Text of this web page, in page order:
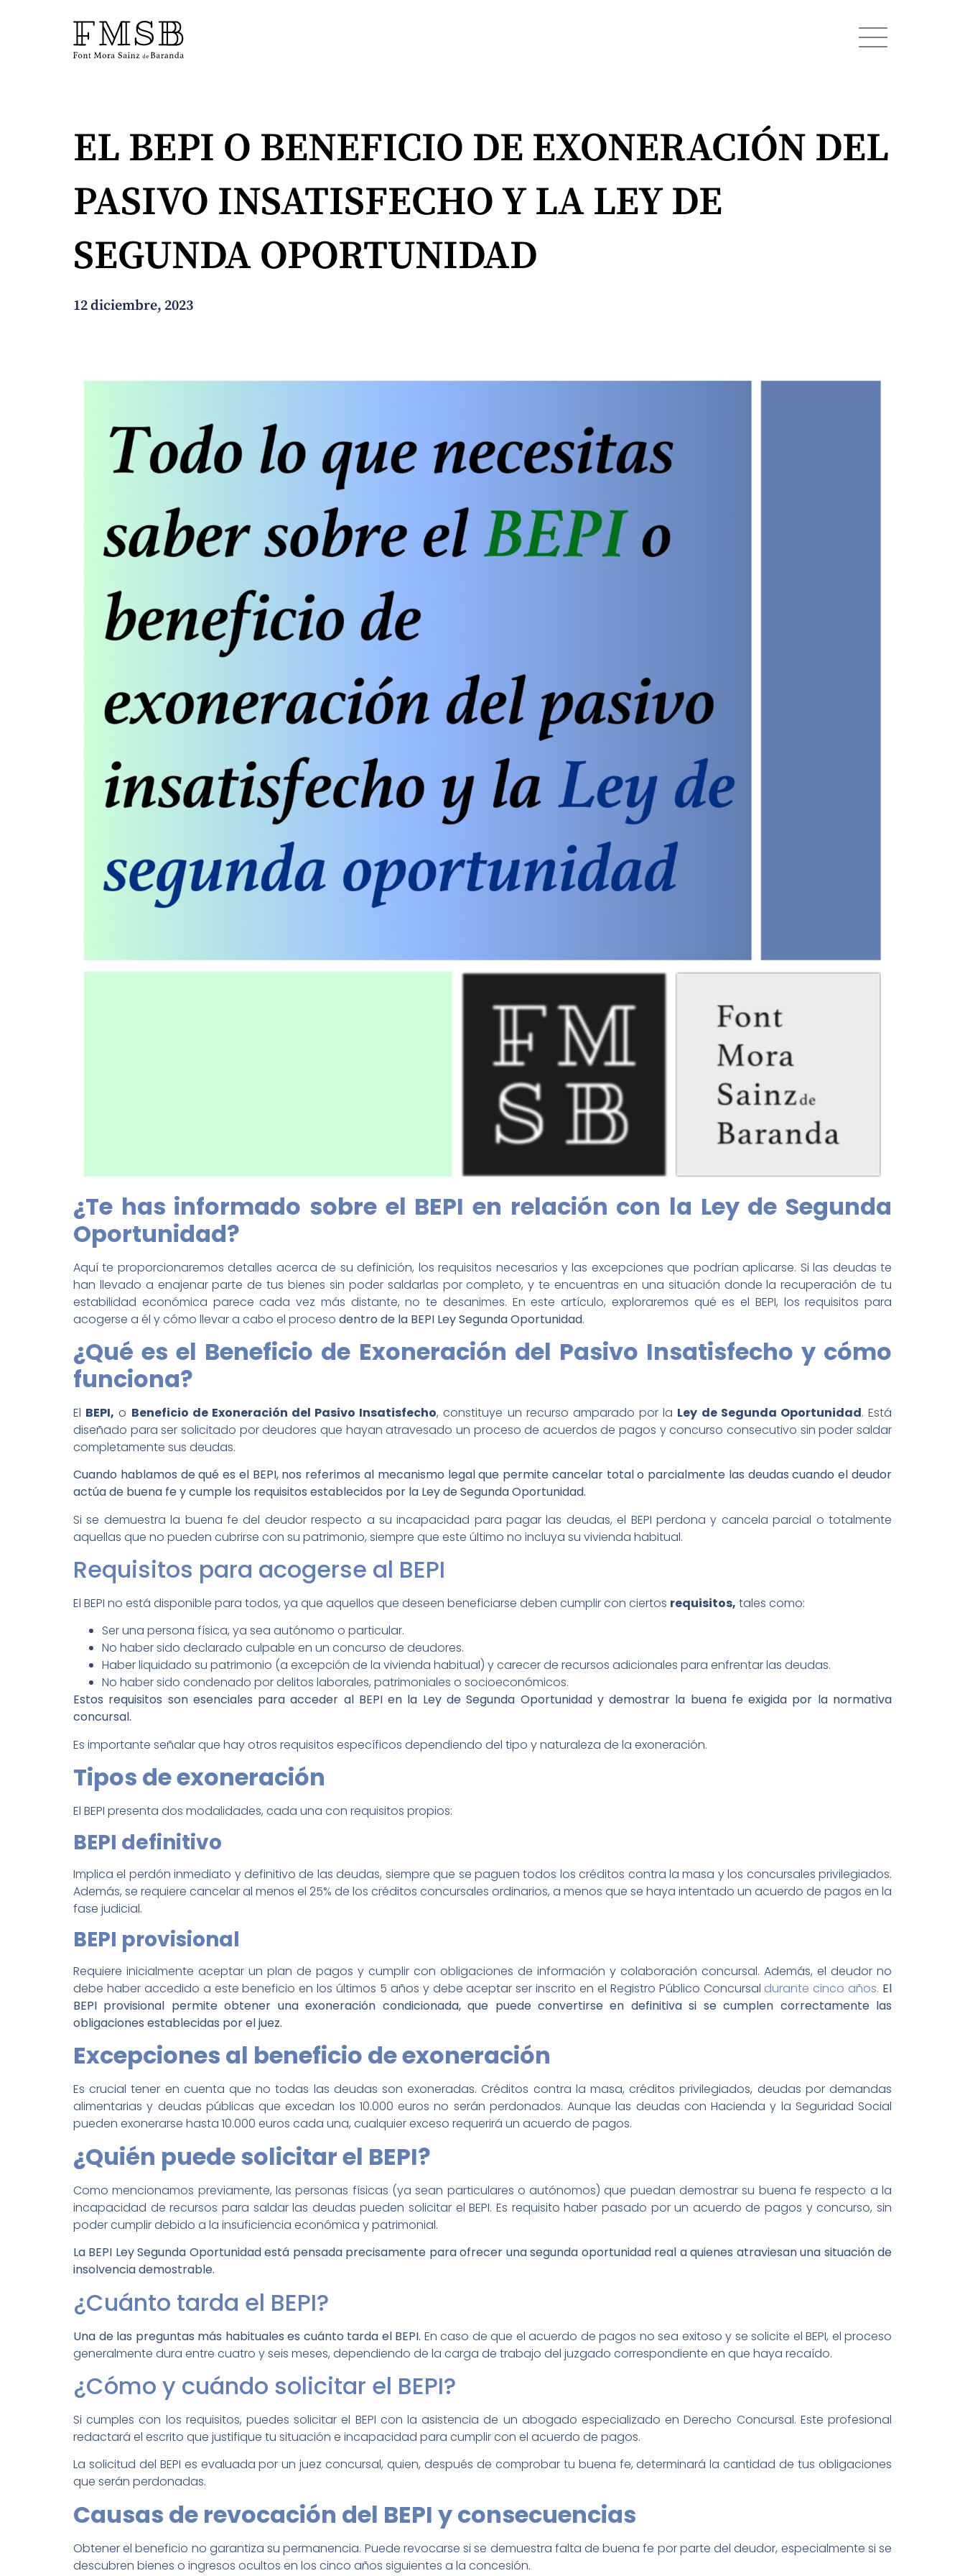
Font Mora Sainz de Baranda
Equipo
Servicios
Noticias
EL BEPI O BENEFICIO DE EXONERACIÓN DEL
PASIVO INSATISFECHO Y LA LEY DE
SEGUNDA OPORTUNIDAD
12 diciembre, 2023
¿Te has informado sobre el BEPI en relación con la Ley de Segunda
Oportunidad?
Aquí te proporcionaremos detalles acerca de su definición, los requisitos necesarios y las excepciones que podrían aplicarse. Si las deudas te
han llevado a enajenar parte de tus bienes sin poder saldarlas por completo, y te encuentras en una situación donde la recuperación de tu
estabilidad económica parece cada vez más distante, no te desanimes. En este artículo, exploraremos qué es el BEPI, los requisitos para
acogerse a él y cómo llevar a cabo el proceso dentro de la BEPI Ley Segunda Oportunidad.
¿Qué es el Beneficio de Exoneración del Pasivo Insatisfecho y cómo
funciona?
El BEPI, o Beneficio de Exoneración del Pasivo Insatisfecho, constituye un recurso amparado por la Ley de Segunda Oportunidad. Está
diseñado para ser solicitado por deudores que hayan atravesado un proceso de acuerdos de pagos y concurso consecutivo sin poder saldar
completamente sus deudas.
Cuando hablamos de qué es el BEPI, nos referimos al mecanismo legal que permite cancelar total o parcialmente las deudas cuando el deudor
actúa de buena fe y cumple los requisitos establecidos por la Ley de Segunda Oportunidad.
Si se demuestra la buena fe del deudor respecto a su incapacidad para pagar las deudas, el BEPI perdona y cancela parcial o totalmente
aquellas que no pueden cubrirse con su patrimonio, siempre que este último no incluya su vivienda habitual.
Requisitos para acogerse al BEPI
El BEPI no está disponible para todos, ya que aquellos que deseen beneficiarse deben cumplir con ciertos requisitos, tales como:
Ser una persona física, ya sea autónomo o particular.
No haber sido declarado culpable en un concurso de deudores.
Haber liquidado su patrimonio (a excepción de la vivienda habitual) y carecer de recursos adicionales para enfrentar las deudas.
No haber sido condenado por delitos laborales, patrimoniales o socioeconómicos.
Estos requisitos son esenciales para acceder al BEPI en la Ley de Segunda Oportunidad y demostrar la buena fe exigida por la normativa
concursal.
Es importante señalar que hay otros requisitos específicos dependiendo del tipo y naturaleza de la exoneración.
Tipos de exoneración
El BEPI presenta dos modalidades, cada una con requisitos propios:
BEPI definitivo
Implica el perdón inmediato y definitivo de las deudas, siempre que se paguen todos los créditos contra la masa y los concursales privilegiados.
Además, se requiere cancelar al menos el 25% de los créditos concursales ordinarios, a menos que se haya intentado un acuerdo de pagos en la
fase judicial.
BEPI provisional
Requiere inicialmente aceptar un plan de pagos y cumplir con obligaciones de información y colaboración concursal. Además, el deudor no
debe haber accedido a este beneficio en los últimos 5 años y debe aceptar ser inscrito en el Registro Público Concursal durante cinco años. El
BEPI provisional permite obtener una exoneración condicionada, que puede convertirse en definitiva si se cumplen correctamente las
obligaciones establecidas por el juez.
Excepciones al beneficio de exoneración
Es crucial tener en cuenta que no todas las deudas son exoneradas. Créditos contra la masa, créditos privilegiados, deudas por demandas
alimentarias y deudas públicas que excedan los 10.000 euros no serán perdonados. Aunque las deudas con Hacienda y la Seguridad Social
pueden exonerarse hasta 10.000 euros cada una, cualquier exceso requerirá un acuerdo de pagos.
¿Quién puede solicitar el BEPI?
Como mencionamos previamente, las personas físicas (ya sean particulares o autónomos) que puedan demostrar su buena fe respecto a la
incapacidad de recursos para saldar las deudas pueden solicitar el BEPI. Es requisito haber pasado por un acuerdo de pagos y concurso, sin
poder cumplir debido a la insuficiencia económica y patrimonial.
La BEPI Ley Segunda Oportunidad está pensada precisamente para ofrecer una segunda oportunidad real a quienes atraviesan una situación de
insolvencia demostrable.
¿Cuánto tarda el BEPI?
Una de las preguntas más habituales es cuánto tarda el BEPI. En caso de que el acuerdo de pagos no sea exitoso y se solicite el BEPI, el proceso
generalmente dura entre cuatro y seis meses, dependiendo de la carga de trabajo del juzgado correspondiente en que haya recaído.
¿Cómo y cuándo solicitar el BEPI?
Si cumples con los requisitos, puedes solicitar el BEPI con la asistencia de un abogado especializado en Derecho Concursal. Este profesional
redactará el escrito que justifique tu situación e incapacidad para cumplir con el acuerdo de pagos.
La solicitud del BEPI es evaluada por un juez concursal, quien, después de comprobar tu buena fe, determinará la cantidad de tus obligaciones
que serán perdonadas.
Causas de revocación del BEPI y consecuencias
Obtener el beneficio no garantiza su permanencia. Puede revocarse si se demuestra falta de buena fe por parte del deudor, especialmente si se
descubren bienes o ingresos ocultos en los cinco años siguientes a la concesión.